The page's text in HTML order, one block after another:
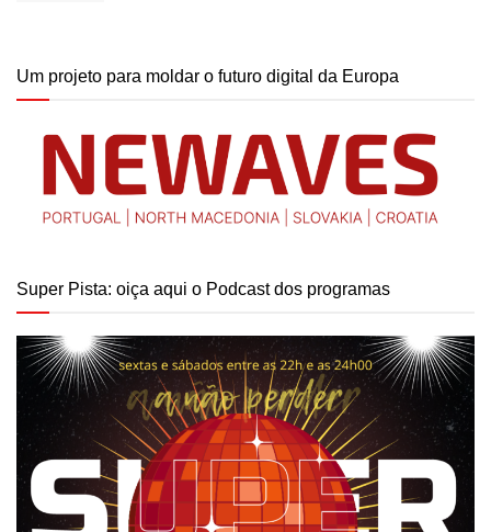
Um projeto para moldar o futuro digital da Europa
Super Pista: oiça aqui o Podcast dos programas